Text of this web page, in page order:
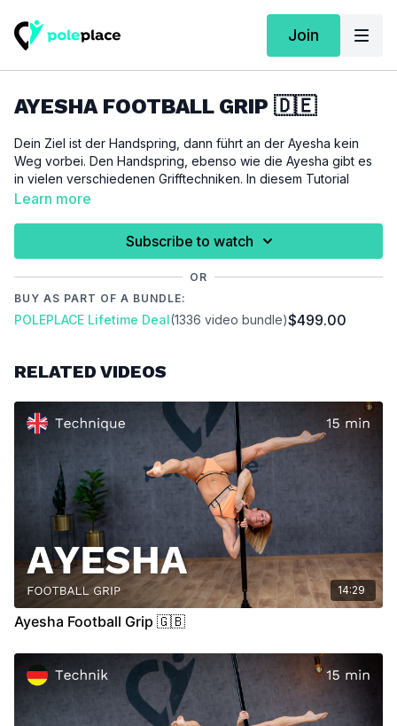
Join
AYESHA FOOTBALL GRIP 🇩🇪
Dein Ziel ist der Handspring, dann führt an der Ayesha kein
Weg vorbei. Den Handspring, ebenso wie die Ayesha gibt es
in vielen verschiedenen Grifftechniken. In diesem Tutorial
zeigen wir dir wie du sie im Football Grip meistern kannst und
Kombinationen von Techniken. Der Football Grip gehört zu den
Für dieses Tutorial setzen wir folgende Techniken und
WICHTIG:
ausreichend aufzuwärmen um Verletzungen zu vermeiden und
vorzubeugen.
Video Chapter:
Introduction
Demo
00:47Stand
Air
Learn more
Subscribe to watch
OR
BUY AS PART OF A BUNDLE:
POLEPLACE Lifetime Deal(1336 video bundle)$499.00
RELATED VIDEOS
14:29
Ayesha Football Grip 🇬🇧